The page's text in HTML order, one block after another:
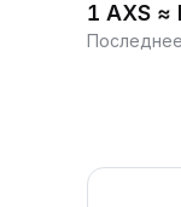
1 AXS ≈